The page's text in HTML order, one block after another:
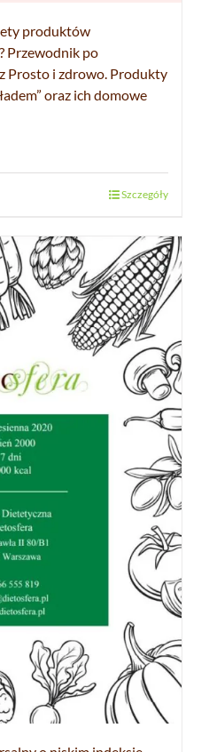
produktów
Przewodnik po
Prosto i zdrowo. Produkty
oraz ich domowe
Szczegóły